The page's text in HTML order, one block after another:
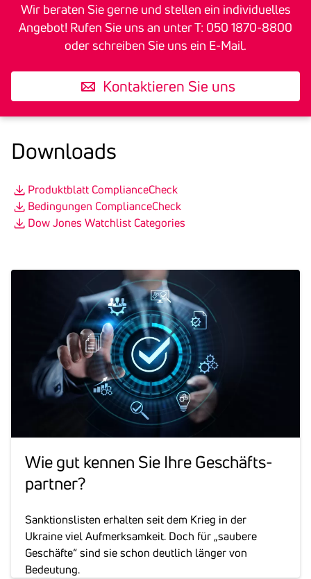
Wir beraten Sie gerne und stellen ein individuelles
Angebot! Rufen Sie uns an unter T: 050 1870-8800
oder schreiben Sie uns ein E-Mail.
Kontaktieren Sie uns
Down­loads
Produktblatt ComplianceCheck
Bedingungen ComplianceCheck
Dow Jones Watchlist Categories
Wie gut kennen Sie Ihre Geschäfts­
partner?
Sanktionslisten erhalten seit dem Krieg in der
Ukraine viel Aufmerksamkeit. Doch für „saubere
Geschäfte“ sind sie schon deutlich länger von
Bedeutung.